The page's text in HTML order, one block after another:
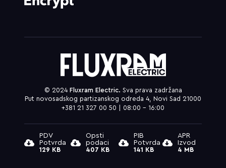
© 2024 Fluxram Electric. Sva prava zadržana
Put novosadskog partizanskog odreda 4, Novi Sad 21000
+381 21 327 00 50 | 08:00 – 16:00
PDV
Potvrda
129 KB
Opsti
podaci
407 KB
PIB
Potvrda
141 KB
APR
Izvod
4 MB